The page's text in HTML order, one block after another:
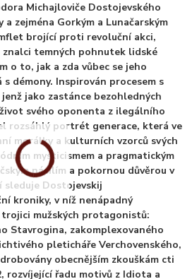
Michajloviče Dostojevského
zejména Gorkým a Lunačarským
brojící proti revoluční akci,
znalci temných pohnutek lidské
o to, jak a zda vůbec se jeho
démony. Inspirován procesem s
jako zastánce bezohledných
svého oponenta z ilegálního
rozsáhlý portrét generace, která ve
morálky a kulturních vzorců svých
mysticismem a pragmatickým
násilím a pokornou důvěrou v
Dostojevskij
kroniky, v níž nenápadný
mužských protagonistů:
Stavrogina, zakomplexovaného
pleticháře Verchovenského,
obecnějším zkouškám cti
rozvíjející řadu motivů z Idiota a